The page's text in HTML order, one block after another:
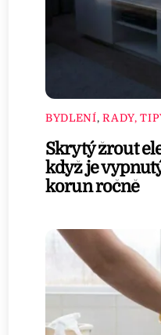
BYDLENÍ,RADY,
Skrytý žrout
když je
korun ročně